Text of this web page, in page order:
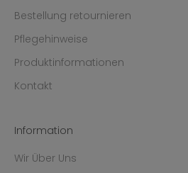
Bestellung retournieren
Pflegehinweise
Produktinformationen
Kontakt
Information
Wir Über Uns